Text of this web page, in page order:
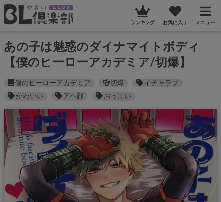
ランキング お気に入り メニュー
あの子は魅惑のダイナマイトボディ
【僕のヒーローアカデミア/切爆】
僕のヒーローアカデミア 切爆
イチャラブ
かわいい
アヘ顔 おっぱい